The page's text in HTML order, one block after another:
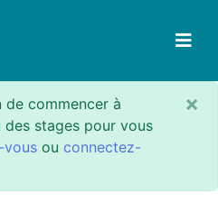
de commencer à
stages pour vous
vous ou connectez-
×